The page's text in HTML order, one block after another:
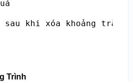
khi xóa khoảng trắng
Trình